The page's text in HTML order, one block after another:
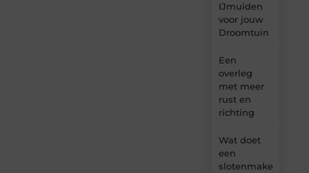
IJmuiden
voor jouw
Droomtuin
Een
overleg
met meer
rust en
richting
Wat doet
een
slotenmaker